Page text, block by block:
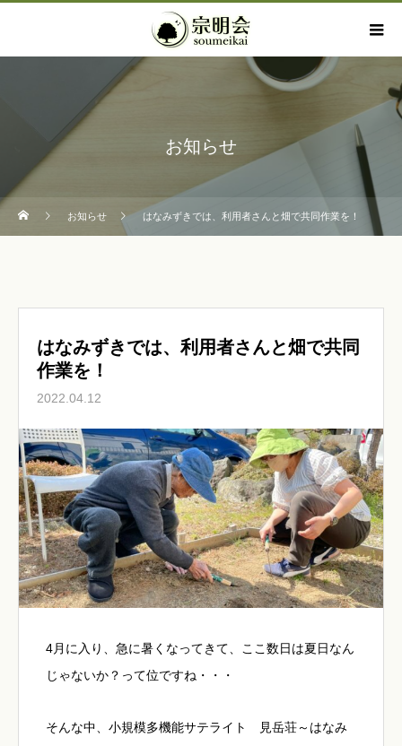
お知らせ
お知らせ はなみずきでは、利用者さんと畑で共同作業を！
はなみずきでは、利用者さんと畑で共同
作業を！
2022.04.12
4月に入り、急に暑くなってきて、ここ数日は夏日なん
じゃないか？って位ですね・・・
そんな中、小規模多機能サテライト 見岳荘～はなみ